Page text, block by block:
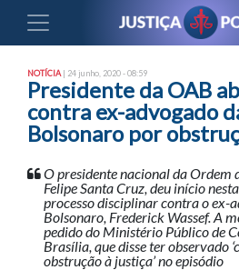
NOTÍCIA | 24 junho, 2020 - 08:59
Presidente da OAB
contra ex-advogado
Bolsonaro por
O presidente nacional da Ordem
Felipe Santa Cruz, deu início
processo disciplinar contra o ex-
Bolsonaro, Frederick Wassef. A
pedido do Ministério Público de
Brasília, que disse ter observado
obstrução à justiça’ no episódio